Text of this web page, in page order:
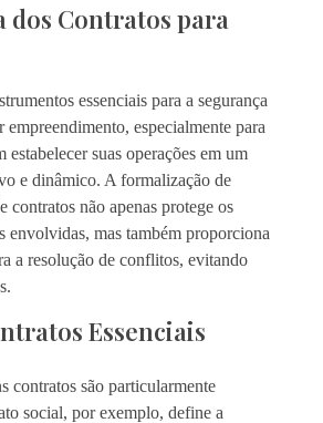
Contratos para
essenciais para a segurança
especialmente para
estabelecer suas operações em um
e dinâmico. A formalização de
contratos não apenas protege os
envolvidas, mas também proporciona
a resolução de conflitos, evitando
Essenciais
contratos são particularmente
social, por exemplo, define a